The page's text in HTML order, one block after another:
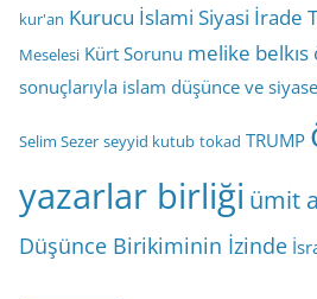
kur'an Kurucu İslami Siyasi İrade
Meselesi Kürt Sorunu melike belkıs
sonuçlarıyla islam düşünce ve
Selim Sezer seyyid kutub tokad TRUMP
yazarlar birliği ümit
Düşünce Birikiminin İzinde